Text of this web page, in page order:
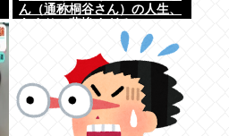
ん（通称桐谷さん）の人生、